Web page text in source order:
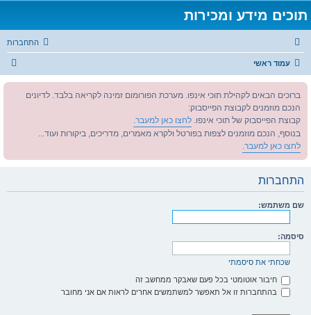
תוכים מידע ומכירות
התחברות
עמוד ראשי
ברוכים הבאים לקהילת תוכי אינפו. מערכת הפורומום זמינה לקריאה בלבד. לדיונים
הנכם מוזמנים לקבוצת הפייסבוק:
קבוצת הפייסבוק של תוכי אינפו. לחצו כאן למעבר.
בנוסף, הנכם מוזמנים לצפות בפורטל ולקרא מאמרים, מדריכים, ביקורות ועוד...
לחצו כאן למעבר.
התחברות
שם משתמש:
סיסמה:
שכחתי את סיסמתי
חיבור אוטומטי בכל פעם שאבקר ממחשב זה
בהתחברות זו אל תאפשר למשתמשים אחרים לראות אם אני מחובר